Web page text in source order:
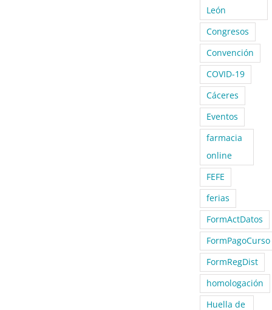
León
Congresos
Convención
COVID-19
Cáceres
Eventos
farmacia
online
FEFE
ferias
FormActDatos
FormPagoCurso
FormRegDist
homologación
Huella de